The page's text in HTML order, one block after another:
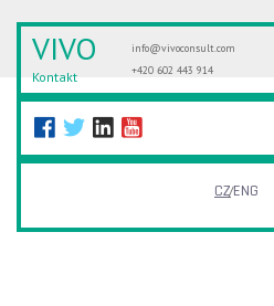
VIVO
Kontakt
info@vivoconsult.com
+420 602 443 914
CZENG